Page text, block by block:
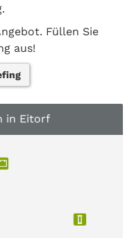
Füllen Sie
aus!
in Eitorf